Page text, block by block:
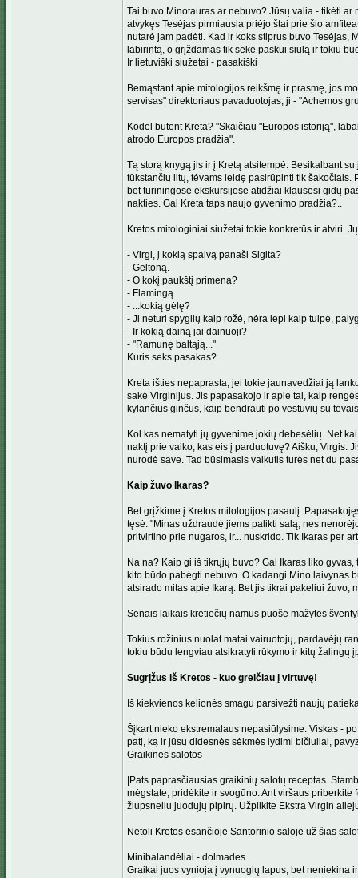
Tai buvo Minotauras ar nebuvo? Jūsų valia - tikėti
atvykęs Tesėjas pirmiausia priėjo štai prie šio
nutarė jam padėti. Kad ir koks stiprus buvo
labirintą, o grįždamas tik sekė paskui siūlą ir tokiu
Ir lietuviški siužetai - pasakiški
Bemąstant apie mitologijos reikšmę ir prasmę, jos
servisas" direktoriaus pavaduotojas, ji - "Achemos
Kodėl būtent Kreta? "Skaičiau "Europos istoriją",
atrodo Europos pradžia".
Tą storą knygą jis ir į Kretą atsitempė. Besikalbant
tūkstančių litų, tėvams leidę pasirūpinti tik
bet turiningose ekskursijose atidžiai klausėsi gidų
nakties. Gal Kreta taps naujo gyvenimo pradžia?..
Kretos mitologiniai siužetai tokie konkretūs ir atviri.
- Virgi, į kokią spalvą panaši Sigita?
- Geltoną.
- O kokį paukštį primena?
- Flamingą.
- ...kokią gėlę?
- Ji neturi spyglių kaip rožė, nėra lepi kaip tulpė,
- Ir kokią dainą jai dainuoji?
- "Ramunę baltąją..."
Kuris seks pasakas?
Kreta išties nepaprasta, jei tokie jaunavedžiai ją
sakė Virginijus. Jis papasakojo ir apie tai, kaip
kylančius ginčus, kaip bendrauti po vestuvių su
Kol kas nematyti jų gyvenime jokių debesėlių. Net
naktį prie vaiko, kas eis į parduotuvę? Aišku, Virgis.
nurodė save. Tad būsimasis vaikutis turės net du
Kaip žuvo Ikaras?
Bet grįžkime į Kretos mitologijos pasaulį.
tęsė: "Minas uždraudė jiems palikti salą, nes
pritvirtino prie nugaros, ir... nuskrido. Tik Ikaras per
Na na? Kaip gi iš tikrųjų buvo? Gal Ikaras liko
kito būdo pabėgti nebuvo. O kadangi Mino laivynas
atsirado mitas apie Ikarą. Bet jis tikrai pakeliui žuvo,
Senais laikais kretiečių namus puošė mažytės
Tokius rožinius nuolat matai vairuotojų, pardavėjų
tokiu būdu lengviau atsikratyti rūkymo ir kitų žalingų
Sugrįžus iš Kretos - kuo greičiau į virtuvę!
Iš kiekvienos kelionės smagu parsivežti naujų
Šįkart nieko ekstremalaus nepasiūlysime. Viskas -
patį, ką ir jūsų didesnės sėkmės lydimi bičiuliai,
Graikinės salotos
|Pats paprasčiausias graikinių salotų receptas.
mėgstate, pridėkite ir svogūno. Ant viršaus
žiupsneliu juodųjų pipirų. Užpilkite Ekstra Virgin
Netoli Kretos esančioje Santorinio saloje už šias
Minibalandėliai - dolmades
Graikai juos vynioja į vynuogių lapus, bet neniekina